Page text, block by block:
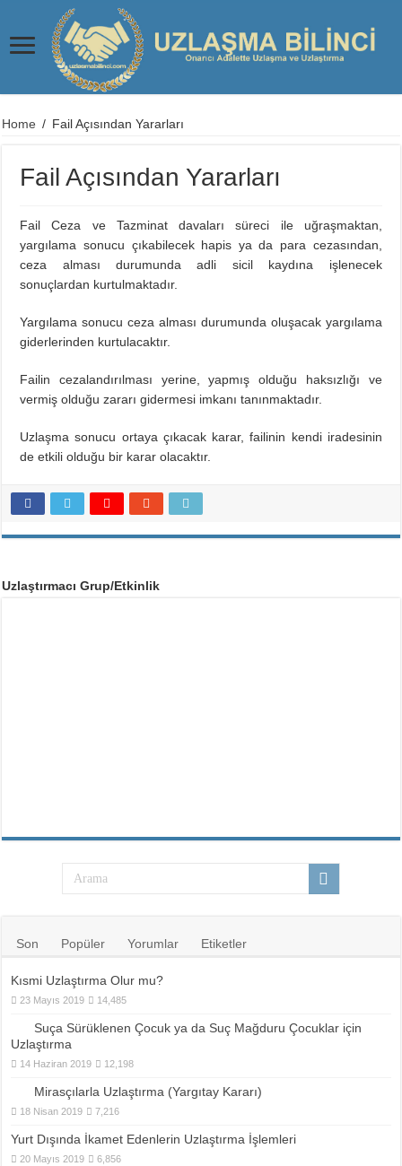
Home / Fail Açısından Yararları
Fail Açısından Yararları
Fail Ceza ve Tazminat davaları süreci ile uğraşmaktan,
yargılama sonucu çıkabilecek hapis ya da para cezasından,
ceza alması durumunda adli sicil kaydına işlenecek
sonuçlardan kurtulmaktadır.
Yargılama sonucu ceza alması durumunda oluşacak yargılama
giderlerinden kurtulacaktır.
Failin cezalandırılması yerine, yapmış olduğu haksızlığı ve
vermiş olduğu zararı gidermesi imkanı tanınmaktadır.
Uzlaşma sonucu ortaya çıkacak karar, failinin kendi iradesinin
de etkili olduğu bir karar olacaktır.
Uzlaştırmacı Grup/Etkinlik
Son Popüler Yorumlar Etiketler
Kısmi Uzlaştırma Olur mu?
23 Mayıs 2019 14,485
Suça Sürüklenen Çocuk ya da Suç Mağduru Çocuklar için
Uzlaştırma
14 Haziran 2019 12,198
Mirasçılarla Uzlaştırma (Yargıtay Kararı)
18 Nisan 2019 7,216
Yurt Dışında İkamet Edenlerin Uzlaştırma İşlemleri
20 Mayıs 2019 6,856